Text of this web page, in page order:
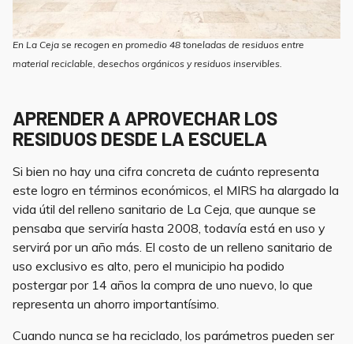
En La Ceja se recogen en promedio 48 toneladas de residuos entre
material reciclable, desechos orgánicos y residuos inservibles.
APRENDER A APROVECHAR LOS
RESIDUOS DESDE LA ESCUELA
Si bien no hay una cifra concreta de cuánto representa
este logro en términos económicos, el MIRS ha alargado la
vida útil del relleno sanitario de La Ceja, que aunque se
pensaba que serviría hasta 2008, todavía está en uso y
servirá por un año más. El costo de un relleno sanitario de
uso exclusivo es alto, pero el municipio ha podido
postergar por 14 años la compra de uno nuevo, lo que
representa un ahorro importantísimo.
Cuando nunca se ha reciclado, los parámetros pueden ser